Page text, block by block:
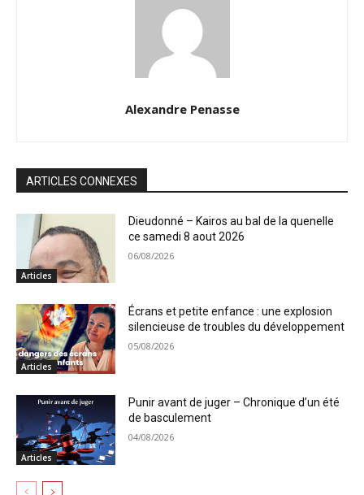
Alexandre Penasse
ARTICLES CONNEXES
Articles
Dieudonné – Kairos au bal de la quenelle
ce samedi 8 aout 2026
06/08/2026
Articles
Écrans et petite enfance : une explosion
silencieuse de troubles du développement
05/08/2026
Articles
Punir avant de juger – Chronique d’un été
de basculement
04/08/2026